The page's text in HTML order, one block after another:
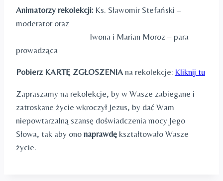
Animatorzy rekolekcji:Ks. Sławomir Stefański –
moderator oraz
Iwona i Marian Moroz – para
prowadząca
Pobierz KARTĘ ZGŁOSZENIAna rekolekcje: Kliknij tu
Zapraszamy na rekolekcje, by w Wasze zabiegane i
zatroskane życie wkroczył Jezus, by dać Wam
niepowtarzalną szansę doświadczenia mocy Jego
Słowa, tak aby ono naprawdę kształtowało Wasze
życie.